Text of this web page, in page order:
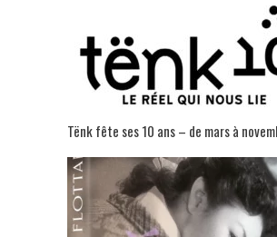
Tënk fête ses 10 ans – de mars à